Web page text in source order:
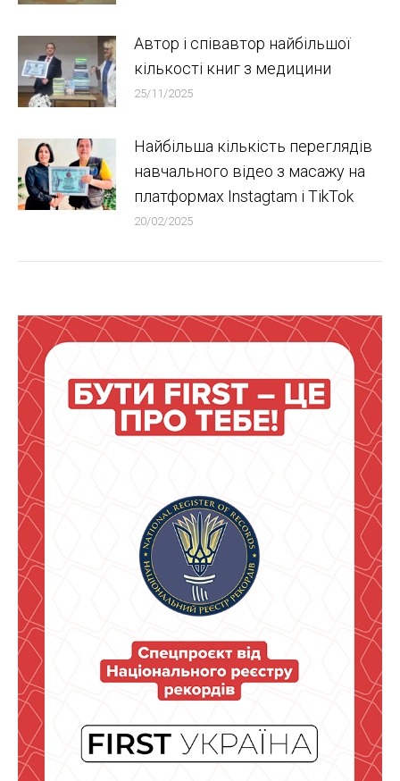
Автор і співавтор найбільшої
кількості книг з медицини
25/11/2025
Найбільша кількість переглядів
навчального відео з масажу на
платформах Instagtam i TikTok
20/02/2025